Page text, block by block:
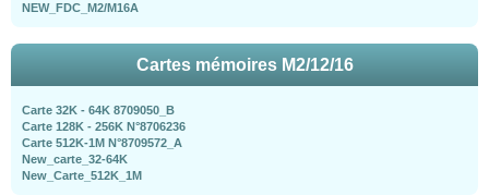
NEW_FDC_M2/M16A
Cartes mémoires M2/12/16
Carte 32K - 64K 8709050_B
Carte 128K - 256K N°8706236
Carte 512K-1M N°8709572_A
New_carte_32-64K
New_Carte_512K_1M